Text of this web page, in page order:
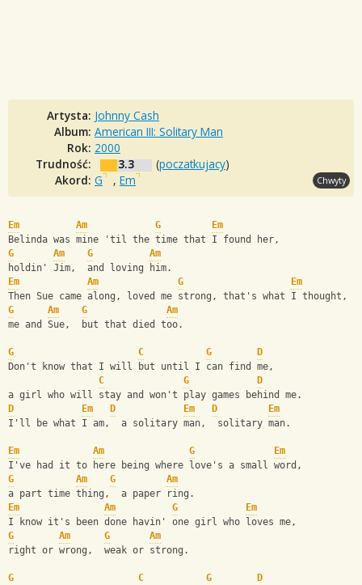
Artysta: Johnny Cash
Album: American III: Solitary Man
Rok: 2000
Trudność:
3.3 (poczatkujacy)
Akord: G , Em Chwyty
Em Am G
Em
Belinda was mine 'til the time that I found her,
G
Am G
Am
holdin' Jim,  and loving him.
Em
Am G
Em
Then Sue came along, loved me strong, that's what I thought,
G
Am G
Am
me and Sue,  but that died too.
G C G
D
Don't know that I will but until I can find me,
C
G
D
a girl who will stay and won't play games behind me.
D
Em D Em D
Em
I'll be what I am,  a solitary man,  solitary man.
Em Am G
Em
I've had it to here being where love's a small word,
G
Am G
Am
a part time thing,  a paper ring.
Em
Am G
Em
I know it's been done havin' one girl who loves me,
G
Am G
Am
right or wrong,  weak or strong.
G C G
D